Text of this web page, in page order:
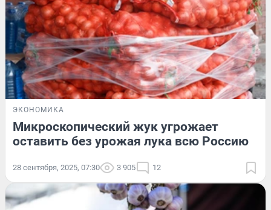
ЭКОНОМИКА
Микроскопический жук угрожает
оставить без урожая лука всю Россию
28 сентября, 2025, 07:30 3 905 12